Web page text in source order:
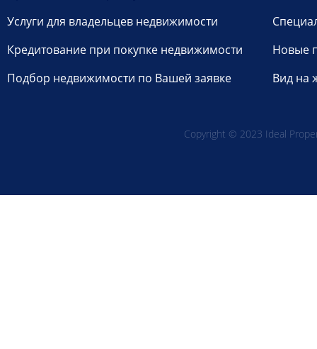
Услуги для владельцев недвижимости
Кредитование при покупке недвижимости
Подбор недвижимости по Вашей заявке
Новые
Вид на
Copyright © 2023 Ideal